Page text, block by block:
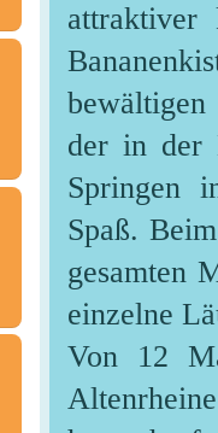
attraktiver
der in der
Springen
Spaß.
gesamten
einzelne
Von 12